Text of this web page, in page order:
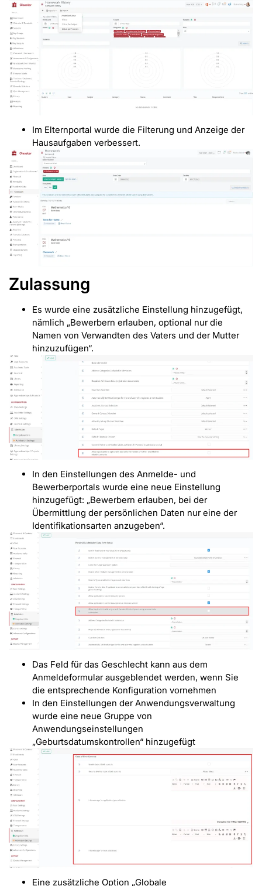
Im Elternportal wurde die Filterung und Anzeige der
Hausaufgaben verbessert.
Zulassung
Es wurde eine zusätzliche Einstellung hinzugefügt,
nämlich „Bewerbern erlauben, optional nur die
Namen von Verwandten des Vaters und der Mutter
hinzuzufügen“.
In den Einstellungen des Anmelde- und
Bewerberportals wurde eine neue Einstellung
hinzugefügt: „Bewerbern erlauben, bei der
Übermittlung der persönlichen Daten nur eine der
Identifikationsarten anzugeben“.
Das Feld für das Geschlecht kann aus dem
Anmeldeformular ausgeblendet werden, wenn Sie
die entsprechende Konfiguration vornehmen
In den Einstellungen der Anwendungsverwaltung
wurde eine neue Gruppe von
Anwendungseinstellungen
„Geburtsdatumskontrollen“ hinzugefügt
Eine zusätzliche Option „Globale